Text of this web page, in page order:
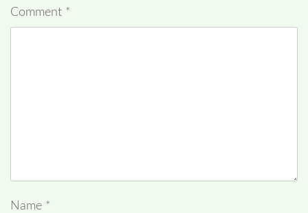
Comment *
Name *